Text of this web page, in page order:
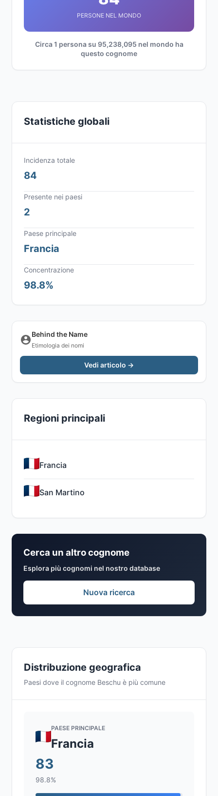
PERSONE NEL MONDO
Circa 1 persona su 95,238,095 nel mondo ha
questo cognome
Distribuzione geografica
Paesi dove il cognome Beschu è più comune
PAESE PRINCIPALE
Francia
83
98.8%
Statistiche globali
Incidenza totale
84
Presente nei paesi
2
Paese principale
Francia
Concentrazione
98.8%
Behind the Name
Etimologia dei nomi
Vedi articolo →
Regioni principali
Francia
San Martino
Cerca un altro cognome
Esplora più cognomi nel nostro database
Nuova ricerca